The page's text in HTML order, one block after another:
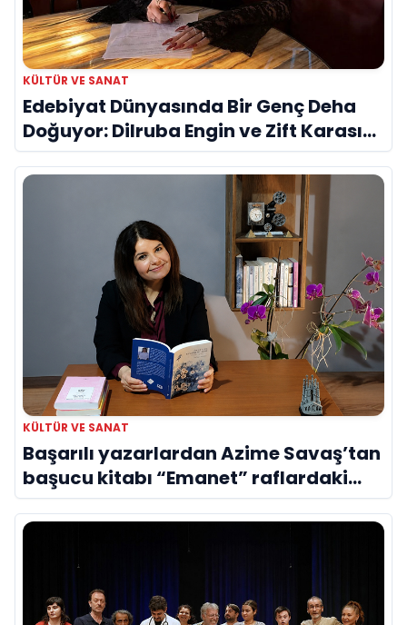
KÜLTÜR VE SANAT
Edebiyat Dünyasında Bir Genç Deha
Doğuyor: Dilruba Engin ve Zift Karası
Evreni ‘AVENOİR’
KÜLTÜR VE SANAT
Başarılı yazarlardan Azime Savaş’tan
başucu kitabı “Emanet” raflardaki
yerini aldı